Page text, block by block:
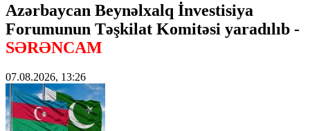
Azərbaycan Beynəlxalq İnvestisiya
Forumunun Təşkilat Komitəsi yaradılıb -
SƏRƏNCAM
07.08.2026, 13:26